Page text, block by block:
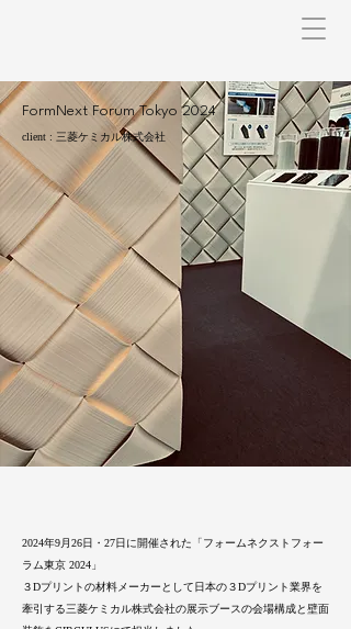
FormNext Forum Tokyo 2024
client : 三菱ケミカル株式会社
2024年9月26日・27日に開催された「フォームネクストフォー
ラム東京 2024」
３Dプリントの材料メーカーとして日本の３Dプリント業界を
牽引する三菱ケミカル株式会社の展示ブースの会場構成と壁面